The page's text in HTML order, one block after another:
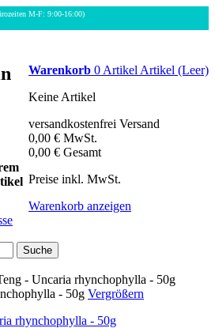
M-F: 9:00-16:00)
Warenkorb 0 Artikel Artikel (Leer)
Keine Artikel
versandkostenfrei Versand
0,00 € MwSt.
0,00 € Gesamt
Preise inkl. MwSt.
Warenkorb anzeigen
Suche
- Uncaria rhynchophylla - 50g
Vergrößern